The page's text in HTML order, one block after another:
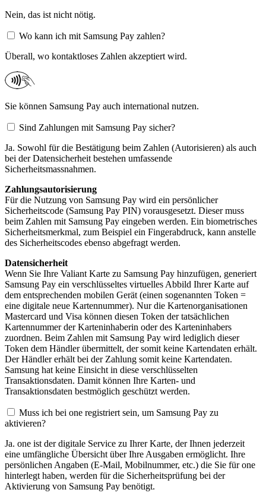
Nein, das ist nicht nötig.
Wo kann ich mit Samsung Pay zahlen?
Überall, wo kontaktloses Zahlen akzeptiert wird.​
Sie können Samsung Pay auch international nutzen.
Sind Zahlungen mit Samsung Pay sicher?
Ja. Sowohl für die Bestätigung beim Zahlen (Autorisieren) als auch
bei der Datensicherheit bestehen umfassende
Sicherheitsmassnahmen.
Zahlungsautorisierung
Für die Nutzung von Samsung Pay wird ein persönlicher
Sicherheitscode (Samsung Pay PIN) vorausgesetzt. Dieser muss
beim Zahlen mit Samsung Pay eingeben werden. Ein biometrisches
Sicherheitsmerkmal, zum Beispiel ein Fingerabdruck, kann anstelle
des Sicherheitscodes ebenso abgefragt werden.
Datensicherheit
Wenn Sie Ihre Valiant Karte zu Samsung Pay hinzufügen, generiert
Samsung Pay ein verschlüsseltes virtuelles Abbild Ihrer Karte auf
dem entsprechenden mobilen Gerät (einen sogenannten Token =
eine digitale neue Kartennummer). Nur die Kartenorganisationen
Mastercard und Visa können diesen Token der tatsächlichen
Kartennummer der Karteninhaberin oder des Karteninhabers
zuordnen. Beim Zahlen mit Samsung Pay wird lediglich dieser
Token dem Händler übermittelt, der somit keine Kartendaten erhält.
Der Händler erhält bei der Zahlung somit keine Kartendaten.
Samsung hat keine Einsicht in diese verschlüsselten
Transaktionsdaten. Damit können Ihre Karten- und
Transaktionsdaten bestmöglich geschützt werden.
Muss ich bei one registriert sein, um Samsung Pay zu
aktivieren?
Ja. one ist der digitale Service zu Ihrer Karte, der Ihnen jederzeit
eine umfängliche Übersicht über Ihre Ausgaben ermöglicht. Ihre
persönlichen Angaben (E-Mail, Mobilnummer, etc.) die Sie für one
hinterlegt haben, werden für die Sicherheitsprüfung bei der
Aktivierung von Samsung Pay benötigt.